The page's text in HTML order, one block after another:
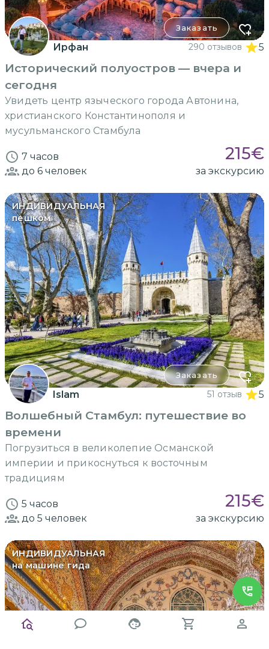
Заказать
Ирфан 290 отзывов 5
Исторический полуостров — вчера и
сегодня
Увидеть центр языческого города Автонина,
христианского Константинополя и
мусульманского Стамбула
7 часов 215€
до 6 человек за экскурсию
ИНДИВИДУАЛЬНАЯ
пешком
Заказать
Islam 51 отзыв 5
Волшебный Стамбул: путешествие во
времени
Погрузиться в великолепие Османской
империи и прикоснуться к восточным
традициям
5 часов 215€
до 5 человек за экскурсию
ИНДИВИДУАЛЬНАЯ
на машине гида